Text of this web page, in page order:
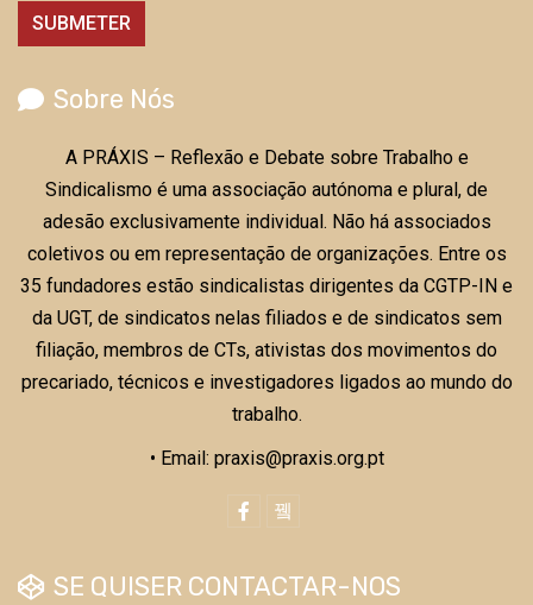
Sobre Nós
A PRÁXIS – Reflexão e Debate sobre Trabalho e
Sindicalismo é uma associação autónoma e plural, de
adesão exclusivamente individual. Não há associados
coletivos ou em representação de organizações. Entre os
35 fundadores estão sindicalistas dirigentes da CGTP-IN e
da UGT, de sindicatos nelas filiados e de sindicatos sem
filiação, membros de CTs, ativistas dos movimentos do
precariado, técnicos e investigadores ligados ao mundo do
trabalho.
• Email: praxis@praxis.org.pt
SE QUISER CONTACTAR-NOS